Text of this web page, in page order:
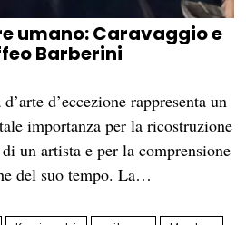
umano: Caravaggio e
Barberini
d’eccezione rappresenta un
importanza per la ricostruzione
un artista e per la comprensione
del suo tempo. La…